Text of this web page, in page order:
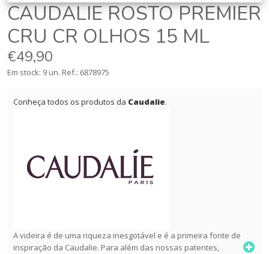
CAUDALIE ROSTO PREMIER
CRU CR OLHOS 15 ML
€49,90
Em stock: 9 un. Ref.: 6878975
Conheça todos os produtos da Caudalie.
A videira é de uma riqueza inesgotável e é a primeira fonte de
inspiração da Caudalie. Para além das nossas patentes,